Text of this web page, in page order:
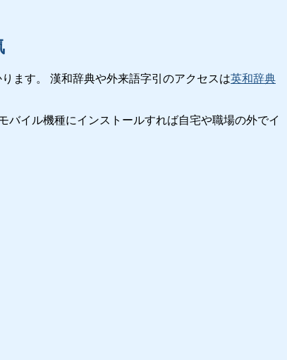
ます。 漢和辞典や外来語字引のアクセスは英和辞典
バイル機種にインストールすれば自宅や職場の外でイ